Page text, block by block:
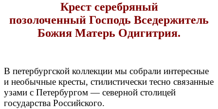
Крест серебряный
позолоченный Господь Вседержитель
Божия Матерь Одигитрия.
В петербургской коллекции мы собрали интересные
и необычные кресты, стилистически тесно связанные
узами с Петербургом — северной столицей
государства Российского.